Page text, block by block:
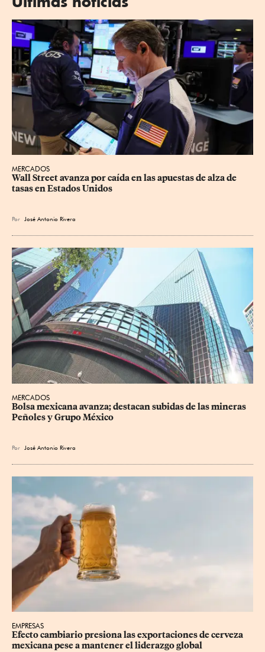
MERCADOS
Wall Street avanza por caída en las apuestas de alza de
tasas en Estados Unidos
Por José Antonio Rivera
MERCADOS
Bolsa mexicana avanza; destacan subidas de las mineras
Peñoles y Grupo México
Por José Antonio Rivera
EMPRESAS
Efecto cambiario presiona las exportaciones de cerveza
mexicana pese a mantener el liderazgo global